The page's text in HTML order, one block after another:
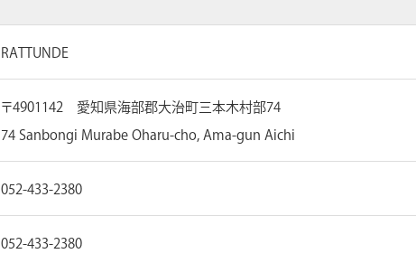
RATTUNDE
〒4901142 愛知県海部郡大治町三本木村部74
74 Sanbongi Murabe Oharu-cho, Ama-gun Aichi
052-433-2380
052-433-2380